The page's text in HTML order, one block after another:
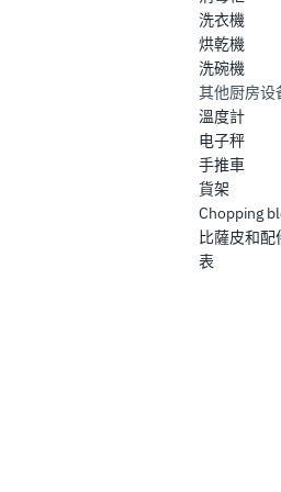
洗衣機
烘乾機
洗碗機
其他厨房设
溫度計
电子秤
手推車
貨架
Chopping
比薩皮和配
表